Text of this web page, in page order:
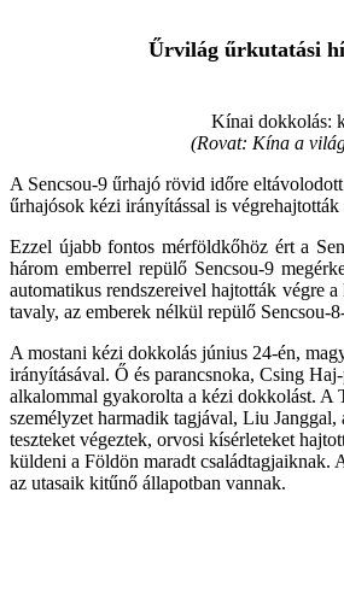
Űrvilág űrkutatási
Kínai dokkolás:
(Rovat: Kína a
A Sencsou-9 űrhajó rövid időre
űrhajósok kézi irányítással is végrehajtották
Ezzel újabb fontos mérföldkőhöz ért a
három emberrel repülő Sencsou-9
automatikus rendszereivel hajtották végre
tavaly, az emberek nélkül repülő Sencsou-
A mostani kézi dokkolás június 24-én,
irányításával. Ő és parancsnoka, Csing
alkalommal gyakorolta a kézi dokkolást. A
személyzet harmadik tagjával, Liu
teszteket végeztek, orvosi kísérleteket
küldeni a Földön maradt családtagjaiknak.
az utasaik kitűnő állapotban vannak.